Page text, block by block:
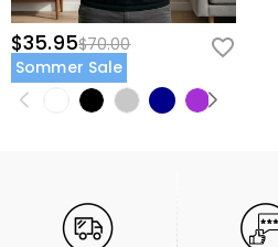
$35.95$70.00
Sommer Sale